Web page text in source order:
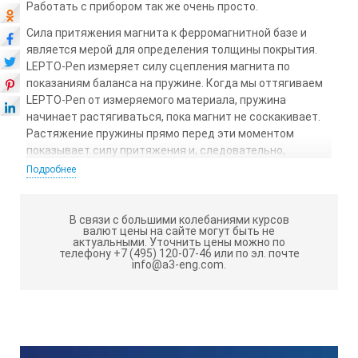
Работать с прибором так же очень просто.
Сила притяжения магнита к ферромагнитной базе и
является мерой для определения толщины покрытия.
LEPTO-Pen измеряет силу сцепления магнита по
показаниям баланса на пружине. Когда мы оттягиваем
LEPTO-Pen от измеряемого материала, пружина
начинает растягиваться, пока магнит не соскакивает.
Растяжение пружины прямо перед эти моментом
показывает силу притяжения и, следовательно,
толщину покрытия.
Шкала: 0-800 мкм
Диапазон измерения: 10-500 мкм
мм. Похожие значения существуют для большинства
Подробнее
В связи с большими колебаниями курсов
валют цены на сайте могут быть не
актуальными. Уточнить цены можно по
телефону +7 (495) 120-07-46 или по эл. почте
info@a3-eng.com.